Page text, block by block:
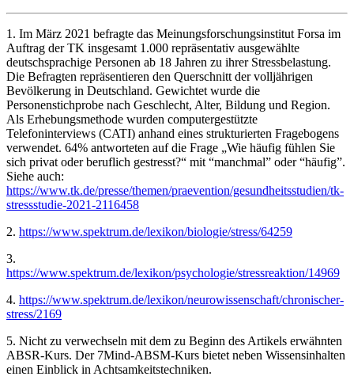
1. Im März 2021 befragte das Meinungsforschungsinstitut Forsa im
Auftrag der TK insgesamt 1.000 repräsentativ ausgewählte
deutschsprachige Personen ab 18 Jahren zu ihrer Stressbelastung.
Die Befragten repräsentieren den Querschnitt der volljährigen
Bevölkerung in Deutschland. Gewichtet wurde die
Personenstichprobe nach Geschlecht, Alter, Bildung und Region.
Als Erhebungsmethode wurden computergestützte
Telefoninterviews (CATI) anhand eines strukturierten Fragebogens
verwendet. 64% antworteten auf die Frage „Wie häufig fühlen Sie
sich privat oder beruflich gestresst?“ mit “manchmal” oder “häufig”.
Siehe auch:
https://www.tk.de/presse/themen/praevention/gesundheitsstudien/tk-
stressstudie-2021-2116458
2. https://www.spektrum.de/lexikon/biologie/stress/64259
3.
https://www.spektrum.de/lexikon/psychologie/stressreaktion/14969
4. https://www.spektrum.de/lexikon/neurowissenschaft/chronischer-
stress/2169
5. Nicht zu verwechseln mit dem zu Beginn des Artikels erwähnten
ABSR-Kurs. Der 7Mind-ABSM-Kurs bietet neben Wissensinhalten
einen Einblick in Achtsamkeitstechniken.